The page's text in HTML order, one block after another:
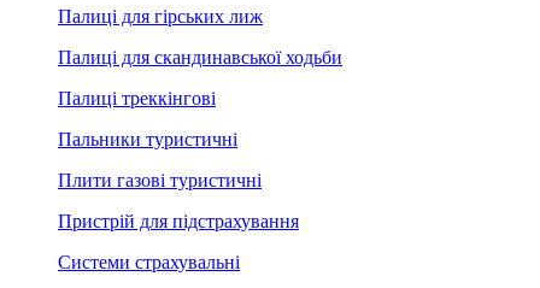
Палиці для гірських лиж
Палиці для скандинавської ходьби
Палиці треккінгові
Пальники туристичні
Плити газові туристичні
Пристрій для підстрахування
Системи страхувальні